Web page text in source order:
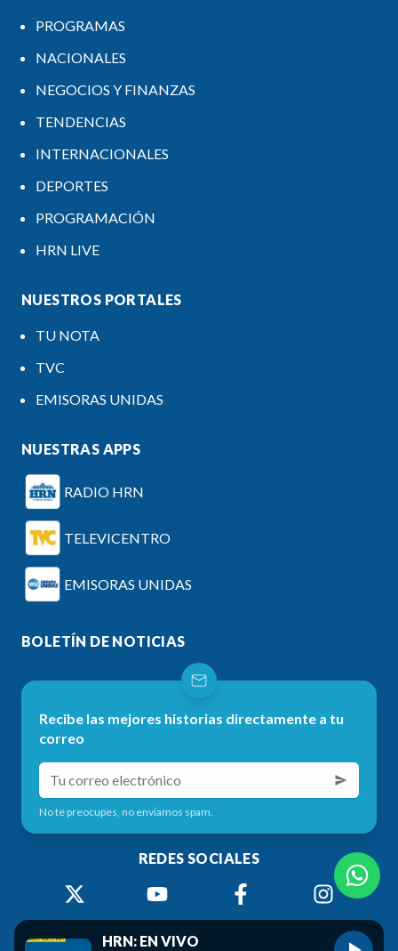
PROGRAMAS
NACIONALES
NEGOCIOS Y FINANZAS
TENDENCIAS
INTERNACIONALES
DEPORTES
PROGRAMACIÓN
HRN LIVE
NUESTROS PORTALES
TU NOTA
TVC
EMISORAS UNIDAS
NUESTRAS APPS
RADIO HRN
TELEVICENTRO
EMISORAS UNIDAS
BOLETÍN DE NOTICIAS
Recibe las mejores historias directamente a tu
correo
No te preocupes, no enviamos spam.
REDES SOCIALES
HRN: EN VIVO